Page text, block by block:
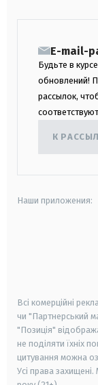
E-mail-
Будьте в
обновлений!
рассылок,
К
Наши приложения:
Всі комерційні
чи "Партнерський
"Позиція"
не поділяти їхніх
цитування можна
Усі права захищені.